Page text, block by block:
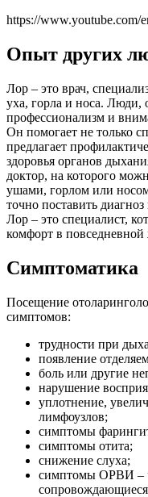
https://www.youtube.com/
Опыт других
Лор – это врач,
уха, горла и носа. Люди,
профессионализм и
Он помогает не только
предлагает
здоровья органов
доктор, на которого
ушами, горлом или
точно поставить
Лор – это специалист,
комфорт в
Симптоматика
Посещение
симптомов:
трудности при
появление
боль или другие
нарушение
уплотнение,
лимфоузлов;
симптомы
симптомы отита;
снижение слуха;
симптомы ОРВИ –